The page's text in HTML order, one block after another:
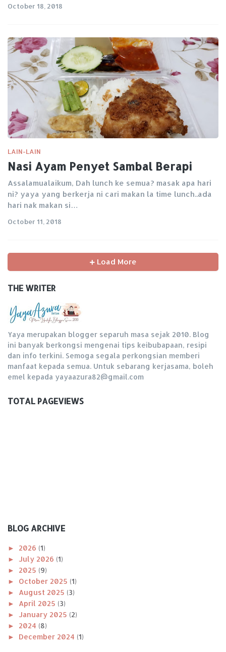
October 18, 2018
LAIN-LAIN
Nasi Ayam Penyet Sambal Berapi
Assalamualaikum, Dah lunch ke semua? masak apa hari
ni? yaya yang berkerja ni cari makan la time lunch..ada
hari nak makan si…
October 11, 2018
Load More
THE WRITER
Yaya merupakan blogger separuh masa sejak 2010. Blog
ini banyak berkongsi mengenai tips keibubapaan, resipi
dan info terkini. Semoga segala perkongsian memberi
manfaat kepada semua. Untuk sebarang kerjasama, boleh
emel kepada yayaazura82@gmail.com
TOTAL PAGEVIEWS
BLOG ARCHIVE
► 2026 (1)
► July 2026 (1)
► 2025 (9)
► October 2025 (1)
► August 2025 (3)
► April 2025 (3)
► January 2025 (2)
► 2024 (8)
► December 2024 (1)